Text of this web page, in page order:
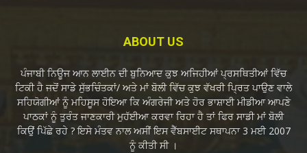
ABOUT US
ਪੰਜਾਬੀ ਨਿਊਜ ਆਨ ਲਾਈਨ ਦੀ ਬੁਨਿਆਦ ਕੁਝ ਅਜਿਹੀਆਂ ਪ੍ਰਸਥਿਤੀਆਂ ਵਿੱਚ
ਟਿਕੀ ਹੈ ਜਦੋਂ ਸਾਡੇ ਸੁੱਭਚਿੰਤਕਾਂ/ ਅਤੇ ਮਾਂ ਬੋਲੀ ਵਿੱਚ ਕੁਝ ਵੱਖਰੀ ਪ੍ਰਿਤ ਪਾਉਣ ਵਾਲੇ
ਸਹਿਯੋਗੀਆਂ ਨੂੰ ਮਹਿਸੂਸ ਹੋਇਆ ਕਿ ਅੰਗਰੇਜੀ ਅਤੇ ਹੋਰ ਭਾਸ਼ਾਈ ਮੀਡੀਆ ਆਪਣੇ
ਪਾਠਕਾਂ ਨੂੰ ਤੁਰੰਤ ਜਾਣਕਾਰੀ ਮੁਹੱਈਆ ਕਰਵਾ ਰਿਹਾ ਹੈ ਤਾਂ ਫਿਰ ਸਾਡੀ ਮਾਂ ਬੋਲੀ
ਕਿਉਂ ਪਿੱਛੇ ਰਹੇ ? ਇਸੇ ਮੰਤਵ ਨਾਲ ਅਸੀਂ ਇਸ ਵੈੱਬਸਾਈਟ ਸਥਾਪਨਾ 3 ਮਈ 2007
ਨੂੰ ਕੀਤੀ ਸੀ ।